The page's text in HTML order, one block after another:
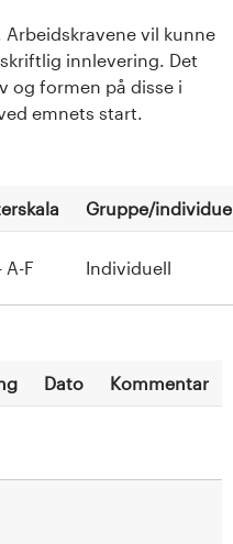
Arbeidskravene vil kunne
innlevering. Det
og formen på disse i
emnets start.
Gruppe/
A-F Individuell
Dato Kommentar